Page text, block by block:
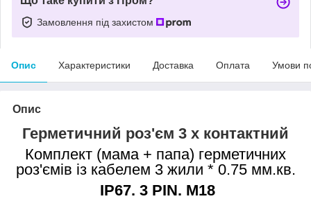
Замовлення під захистом
Опис Характеристики Доставка Оплата Умови
Опис
Герметичний роз'єм 3 х контактний
Комплект (мама + папа) герметичних
роз'ємів із кабелем 3 жили * 0.75 мм.кв.
IP67. 3 PIN. M18